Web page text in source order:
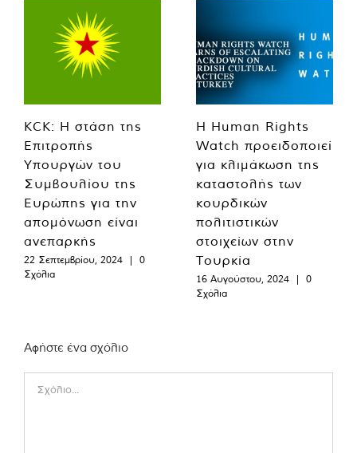
KCK: Η στάση της
Επιτροπής
Υπουργών του
Συμβουλίου της
Ευρώπης για την
απομόνωση είναι
ανεπαρκής
22 Σεπτεμβρίου, 2024 |
0
Σχόλια
Η Human Rights
Watch προειδοποιεί
για κλιμάκωση της
καταστολής των
κουρδικών
πολιτιστικών
στοιχείων στην
Τουρκία
16 Αυγούστου, 2024 |
0
Σχόλια
Αφήστε ένα σχόλιο